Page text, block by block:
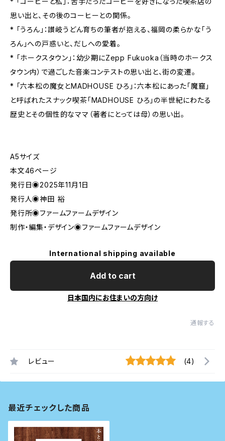
思い出と、その後のコーヒーとの関係。
* 「うろん」：讃岐うどん育ちの筆者が抱える、福岡の柔らかな「う
ろん」への戸惑いと、だしへの愛着。
* 「ホークスタウン」：幼少期にZepp Fukuoka（当時のホークス
タウン内）で過ごした音楽コンテストの思い出と、街の変遷。
* 「六本松の魔女とMADHOUSE ひろ」：六本松にあった「魔窟」
と呼ばれたスナック喫茶「MADHOUSE ひろ」の半世紀にわたる
歴史とその個性的なママ（著者にとっては母）の思い出。
A5サイズ
本文46ページ
発行日◉2025年11月1日
発行人◉神田 裕
発行所◉ファームファームデザイン
制作・編集・デザイン◉ファームファームデザイン
International shipping available
Add to cart
日本国内にお住まいの方向け
通報する
レビュー (4)
最近チェックした商品